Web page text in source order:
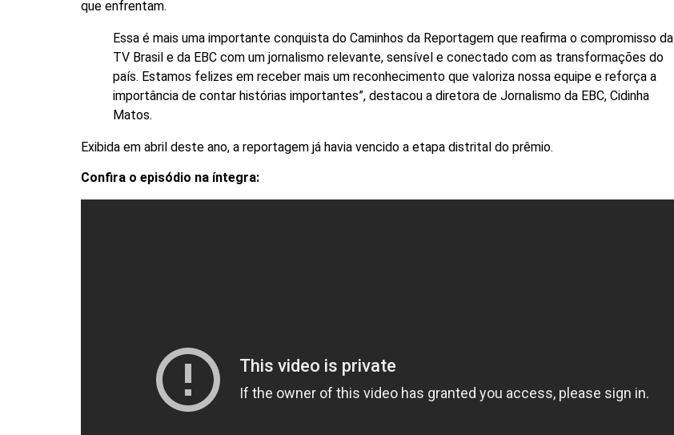
que enfrentam.
Essa é mais uma importante conquista do Caminhos da Reportagem que reafirma o compromisso da
TV Brasil e da EBC com um jornalismo relevante, sensível e conectado com as transformações do
país. Estamos felizes em receber mais um reconhecimento que valoriza nossa equipe e reforça a
importância de contar histórias importantes”, destacou a diretora de Jornalismo da EBC, Cidinha
Matos.
Exibida em abril deste ano, a reportagem já havia vencido a etapa distrital do prêmio.
Confira o episódio na íntegra: